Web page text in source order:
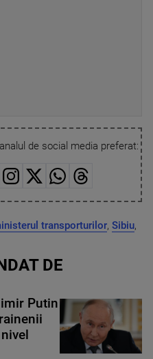
de social media preferat:
transporturilor, Sibiu,
DE
Putin